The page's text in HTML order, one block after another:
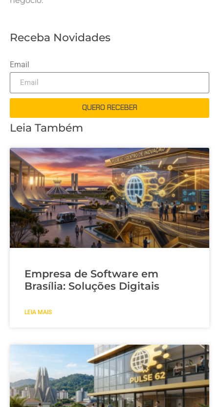
Receba Novidades
Email
QUERO RECEBER
Leia Também
Empresa de Software em
Brasília: Soluções Digitais
LEIA MAIS